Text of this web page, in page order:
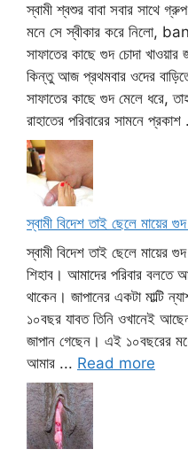
স্বামী শ্বশুর বাবা সবার
মনে সে স্বীকার করে নিলো,
সাফাতের কাছে গুদ চোদা
কিন্তু আজ প্রথমবার ওদের
সাফাতের কাছে গুদ মেলে ধরে,
রাহাতের পরিবারের সামনে
স্বামী বিদেশ তাই ছেলে মায়ের
স্বামী বিদেশ তাই ছেলে
শিহাব। আমাদের পরিবার
থাকেন। জাপানের একটা মাল্টি
১০বছর যাবত তিনি ওখানেই
জাপান গেছেন। এই ১০বছরের
আমার ... Read more